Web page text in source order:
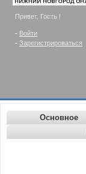
Привет, Гость !
- Войти
- Зарегистрироваться
Основное